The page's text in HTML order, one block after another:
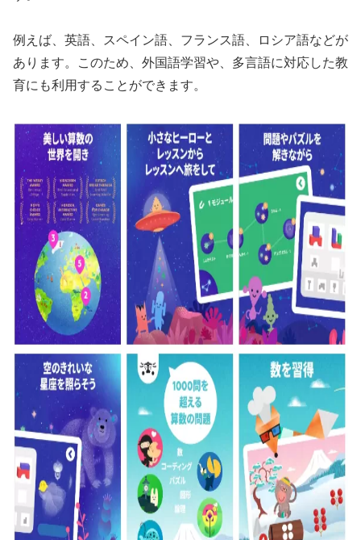
例えば、英語、スペイン語、フランス語、ロシア語などが
あります。このため、外国語学習や、多言語に対応した教
育にも利用することができます。